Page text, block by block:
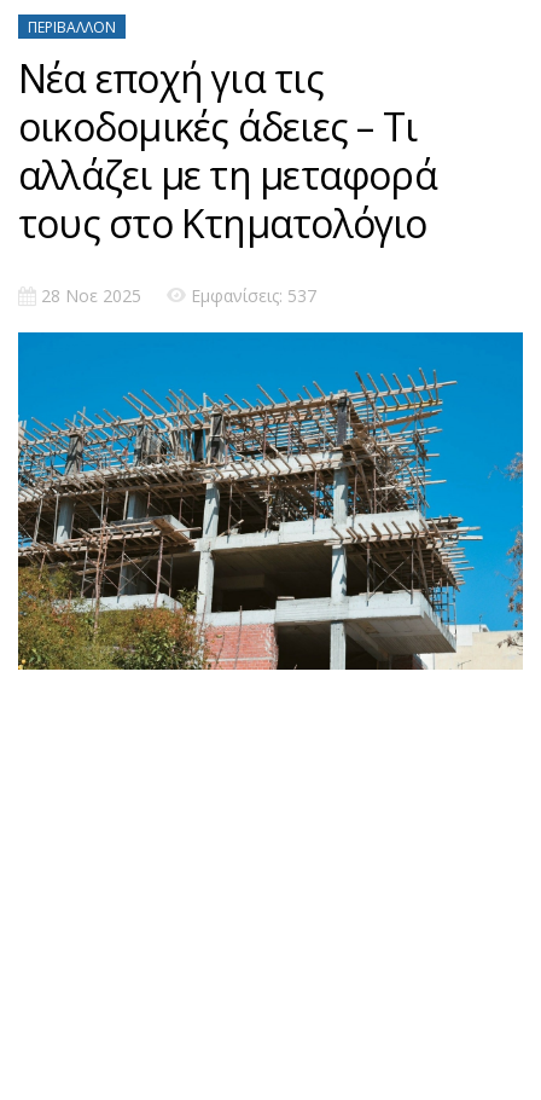
ΠΕΡΙΒΆΛΛΟΝ
Νέα εποχή για τις
οικοδομικές άδειες – Τι
αλλάζει με τη μεταφορά
τους στο Κτηματολόγιο
28 Νοε 2025 Εμφανίσεις: 537